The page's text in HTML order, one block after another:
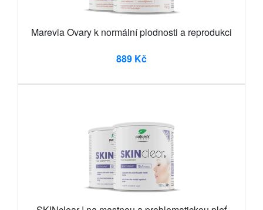
Marevia Ovary k normální plodnosti a reprodukci
889 Kč